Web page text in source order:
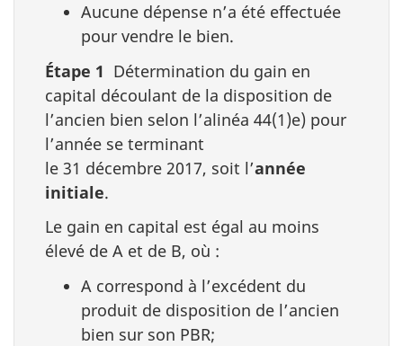
Aucune dépense n’a été effectuée
pour vendre le bien.
Étape 1 Détermination du gain en
capital découlant de la disposition de
l’ancien bien selon l’alinéa 44(1)e) pour
l’année se terminant
le 31 décembre 2017, soit l’année
initiale.
Le gain en capital est égal au moins
élevé de A et de B, où :
A correspond à l’excédent du
produit de disposition de l’ancien
bien sur son PBR;